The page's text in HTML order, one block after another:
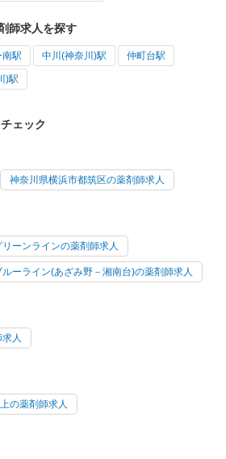
師求人を探す
駅 中川(神奈川)駅 仲町台駅
)駅
ェック
神奈川県横浜市都筑区の薬剤師求人
ーンラインの薬剤師求人
ーライン(あざみ野－湘南台)の薬剤師求人
人
の薬剤師求人